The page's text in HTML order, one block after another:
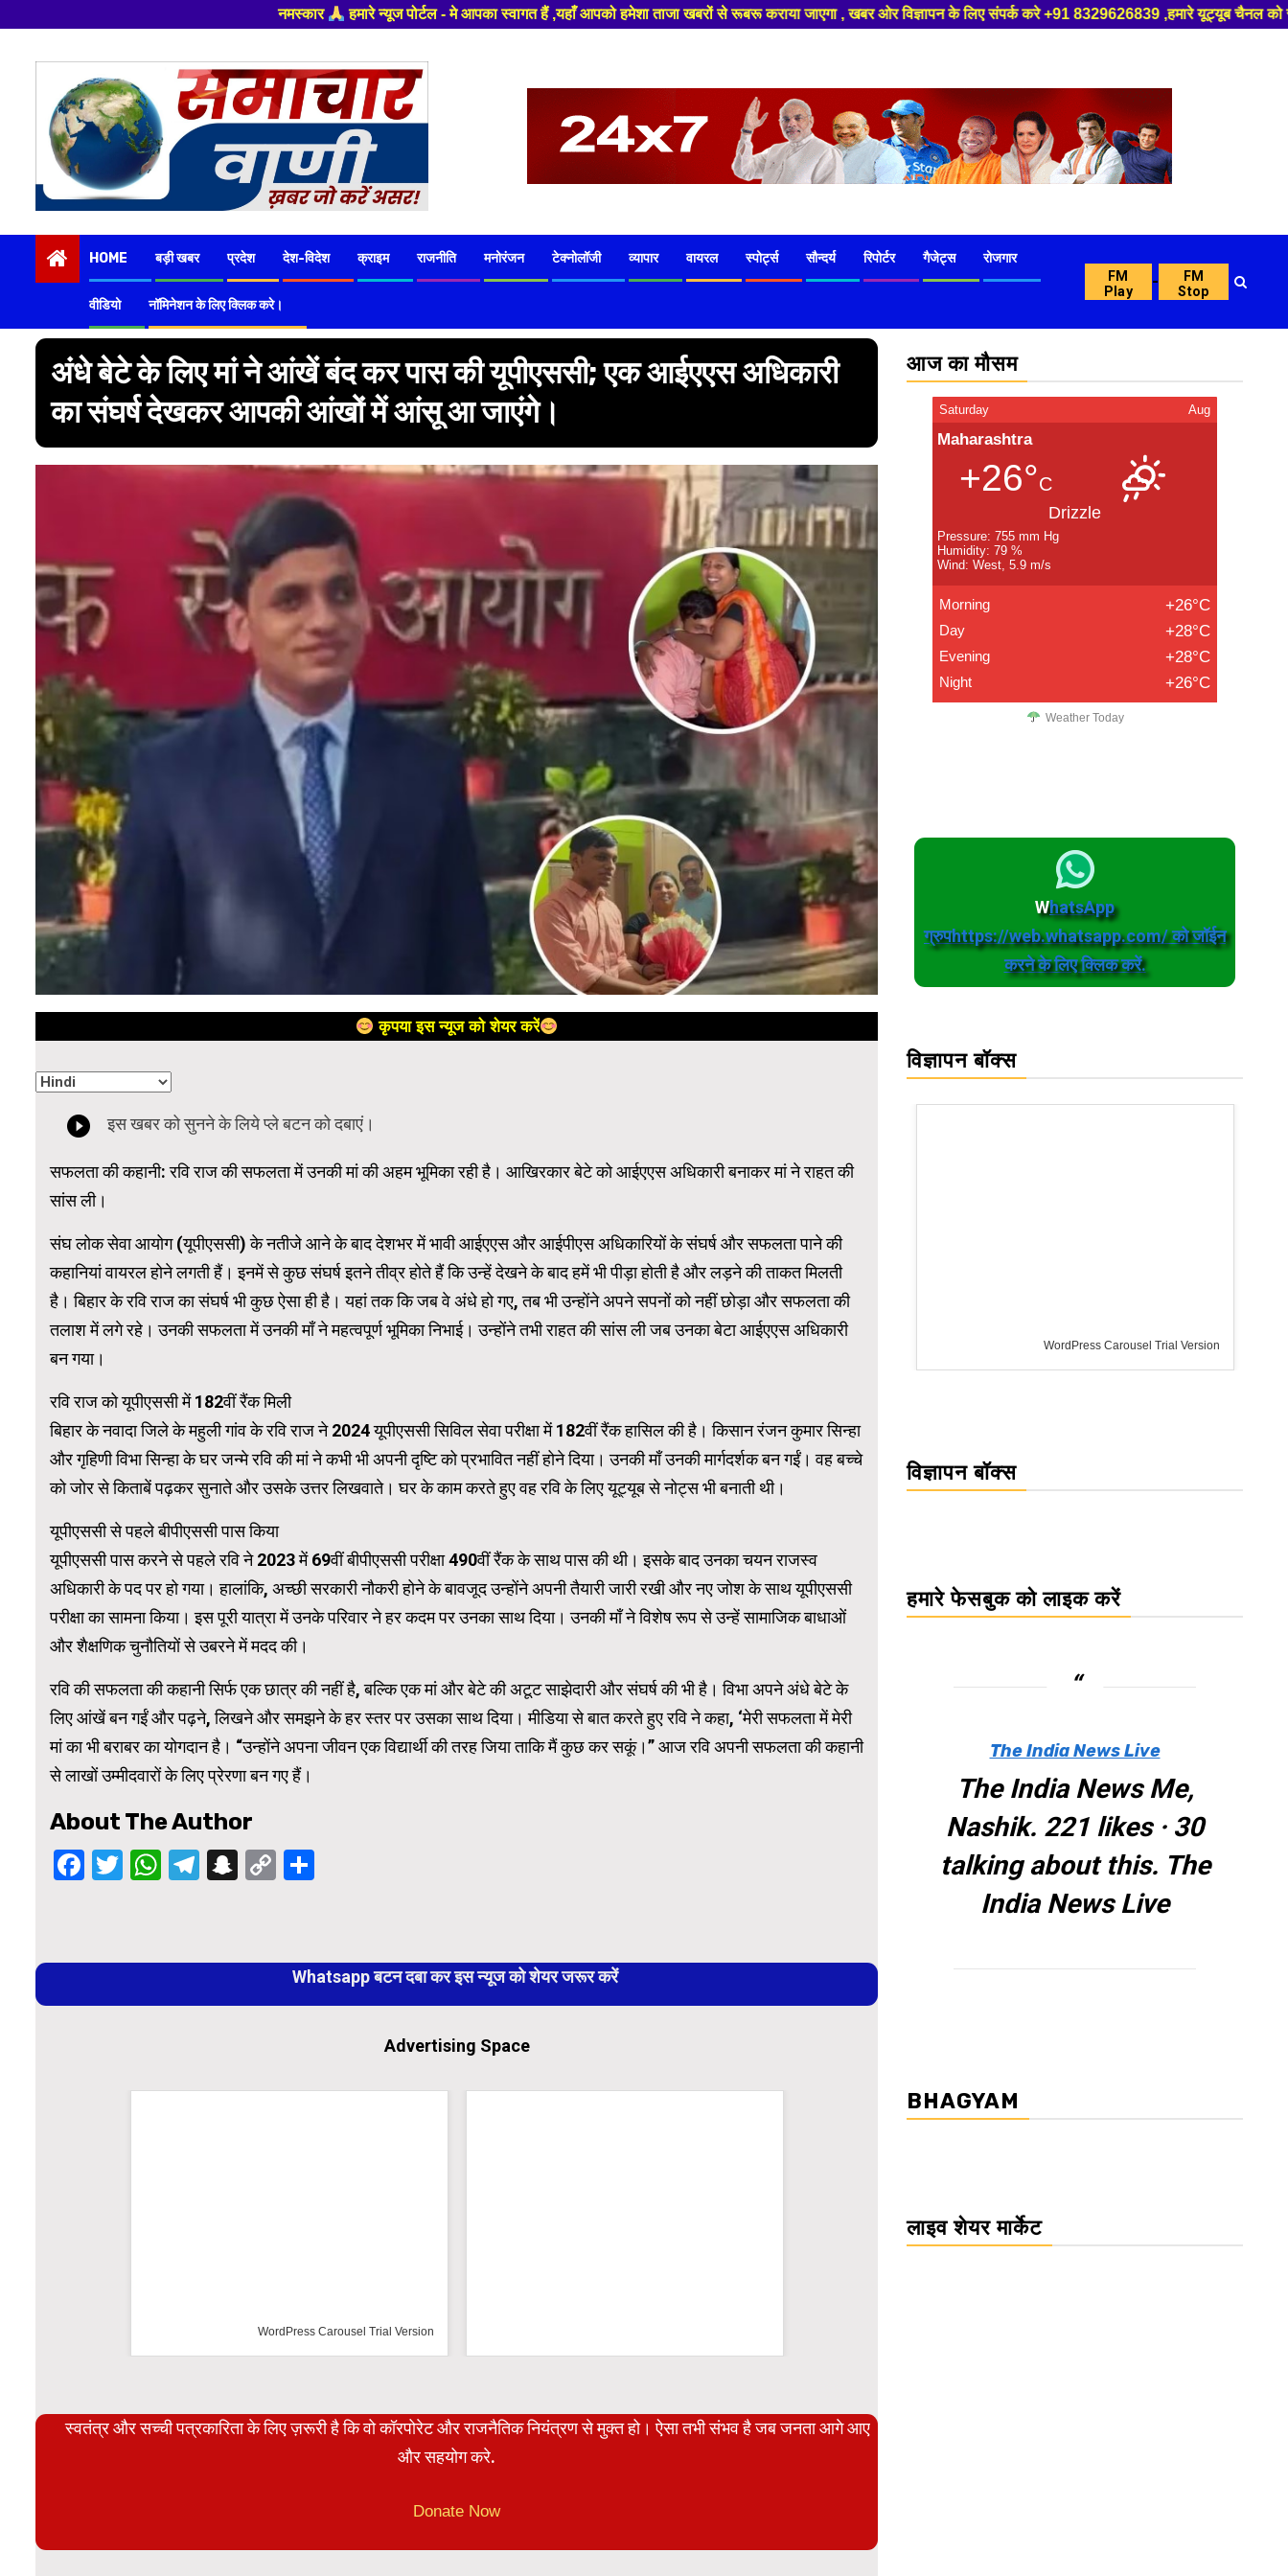
हमारे न्यूज पोर्टल - मे आपका स्वागत हैं ,यहाँ आपको हमेशा ताजा खबरों से रूबरू कराया जाएगा , खबर ओर विज्ञापन के लिए संपर्क करे +91 8329626839 ,हमारे यूट्यूब चैनल को सबस्क्राइब करें, साथ मे
content
HOME बड़ी खबर प्रदेश देश-विदेश क्राइम राजनीति मनोरंजन टेक्नोलॉजी व्यापार वायरल स्पोर्ट्स सौन्दर्य रिपोर्टर गैजेट्स रोजगार
वीडियो नॉमिनेशन के लिए क्लिक करे।
FM
Play
-
FM
Stop
अंधे बेटे के लिए मां ने आंखें बंद कर पास की यूपीएससी; एक आईएएस अधिकारी
का संघर्ष देखकर आपकी आंखों में आंसू आ जाएंगे।
कृपया इस न्यूज को शेयर करें
सफलता की कहानी: रवि राज की सफलता में उनकी मां की अहम भूमिका रही है। आखिरकार बेटे को आईएएस अधिकारी बनाकर मां ने राहत की
सांस ली।
संघ लोक सेवा आयोग (यूपीएससी) के नतीजे आने के बाद देशभर में भावी आईएएस और आईपीएस अधिकारियों के संघर्ष और सफलता पाने की
कहानियां वायरल होने लगती हैं। इनमें से कुछ संघर्ष इतने तीव्र होते हैं कि उन्हें देखने के बाद हमें भी पीड़ा होती है और लड़ने की ताकत मिलती
है। बिहार के रवि राज का संघर्ष भी कुछ ऐसा ही है। यहां तक ​​कि जब वे अंधे हो गए, तब भी उन्होंने अपने सपनों को नहीं छोड़ा और सफलता की
तलाश में लगे रहे। उनकी सफलता में उनकी माँ ने महत्वपूर्ण भूमिका निभाई। उन्होंने तभी राहत की सांस ली जब उनका बेटा आईएएस अधिकारी
बन गया।
रवि राज को यूपीएससी में 182वीं रैंक मिली
बिहार के नवादा जिले के महुली गांव के रवि राज ने 2024 यूपीएससी सिविल सेवा परीक्षा में 182वीं रैंक हासिल की है। किसान रंजन कुमार सिन्हा
और गृहिणी विभा सिन्हा के घर जन्मे रवि की मां ने कभी भी अपनी दृष्टि को प्रभावित नहीं होने दिया। उनकी माँ उनकी मार्गदर्शक बन गईं। वह बच्चे
को जोर से किताबें पढ़कर सुनाते और उसके उत्तर लिखवाते। घर के काम करते हुए वह रवि के लिए यूट्यूब से नोट्स भी बनाती थी।
यूपीएससी से पहले बीपीएससी पास किया
यूपीएससी पास करने से पहले रवि ने 2023 में 69वीं बीपीएससी परीक्षा 490वीं रैंक के साथ पास की थी। इसके बाद उनका चयन राजस्व
अधिकारी के पद पर हो गया। हालांकि, अच्छी सरकारी नौकरी होने के बावजूद उन्होंने अपनी तैयारी जारी रखी और नए जोश के साथ यूपीएससी
परीक्षा का सामना किया। इस पूरी यात्रा में उनके परिवार ने हर कदम पर उनका साथ दिया। उनकी माँ ने विशेष रूप से उन्हें सामाजिक बाधाओं
और शैक्षणिक चुनौतियों से उबरने में मदद की।
रवि की सफलता की कहानी सिर्फ एक छात्र की नहीं है, बल्कि एक मां और बेटे की अटूट साझेदारी और संघर्ष की भी है। विभा अपने अंधे बेटे के
लिए आंखें बन गईं और पढ़ने, लिखने और समझने के हर स्तर पर उसका साथ दिया। मीडिया से बात करते हुए रवि ने कहा, ‘मेरी सफलता में मेरी
मां का भी बराबर का योगदान है। “उन्होंने अपना जीवन एक विद्यार्थी की तरह जिया ताकि मैं कुछ कर सकूं।” आज रवि अपनी सफलता की कहानी
से लाखों उम्मीदवारों के लिए प्रेरणा बन गए हैं।
About The Author
Facebook
Twitter
WhatsApp
Telegram
Snapchat
Copy
Reading
Whatsapp बटन दबा कर इस न्यूज को शेयर जरूर करें
Advertising Space
WordPress Carousel Trial Version
स्वतंत्र और सच्ची पत्रकारिता के लिए ज़रूरी है कि वो कॉरपोरेट और राजनैतिक नियंत्रण से मुक्त हो। ऐसा तभी संभव है जब जनता आगे आए
और सहयोग करे.
Donate Now
आज का मौसम
Saturday Aug
Maharashtra
+26°C
Drizzle
Pressure: 755 mm Hg
Humidity: 79 %
Wind: West, 5.9 m/s
Morning +26°C
Day +28°C
Evening +28°C
Night +26°C
Weather Today
WhatsApp
ग्रुपhttps://web.whatsapp.com/ को जॉईन
करने के लिए क्लिक करें.
विज्ञापन बॉक्स
WordPress Carousel Trial Version
विज्ञापन बॉक्स
हमारे फेसबुक को लाइक करें
The India News Live
The India News Me,
Nashik. 221 likes · 30
talking about this. The
India News Live
BHAGYAM
लाइव शेयर मार्केट